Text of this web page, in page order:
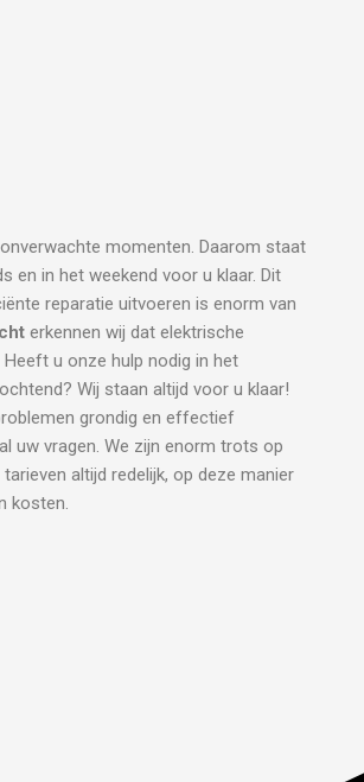
momenten. Daarom staat
en in het weekend voor u klaar. Dit
reparatie uitvoeren is enorm van
erkennen wij dat elektrische
u onze hulp nodig in het
Wij staan altijd voor u klaar!
grondig en effectief
uw vragen. We zijn enorm trots op
altijd redelijk, op deze manier
kosten.